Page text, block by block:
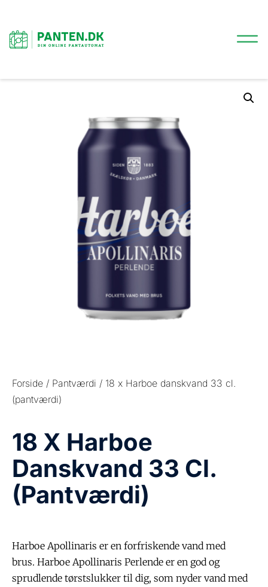
Forside / Pantværdi / 18 x Harboe danskvand 33 cl.
(pantværdi)
18 X Harboe
Danskvand 33 Cl.
(pantværdi)
Harboe Apollinaris er en forfriskende vand med
brus. Harboe Apollinaris Perlende er en god og
sprudlende tørstslukker til dig, som nyder vand med